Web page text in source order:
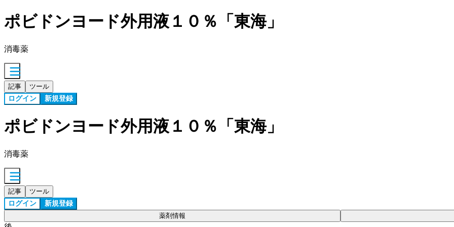
ポビドンヨード外用液１０％「東海」
消毒薬
記事 ツール
ログイン 新規登録
ポビドンヨード外用液１０％「東海」
消毒薬
記事 ツール
ログイン 新規登録
薬剤情報